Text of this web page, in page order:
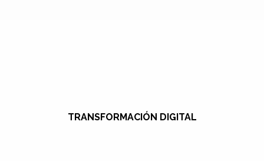
TRANSFORMACIÓN DIGITAL